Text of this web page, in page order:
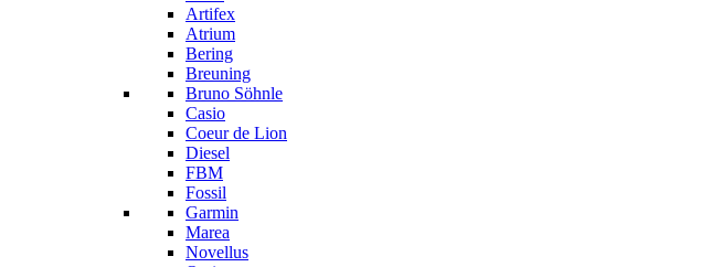
Artifex
Atrium
Bering
Breuning
Bruno Söhnle
Casio
Coeur de Lion
Diesel
FBM
Fossil
Garmin
Marea
Novellus